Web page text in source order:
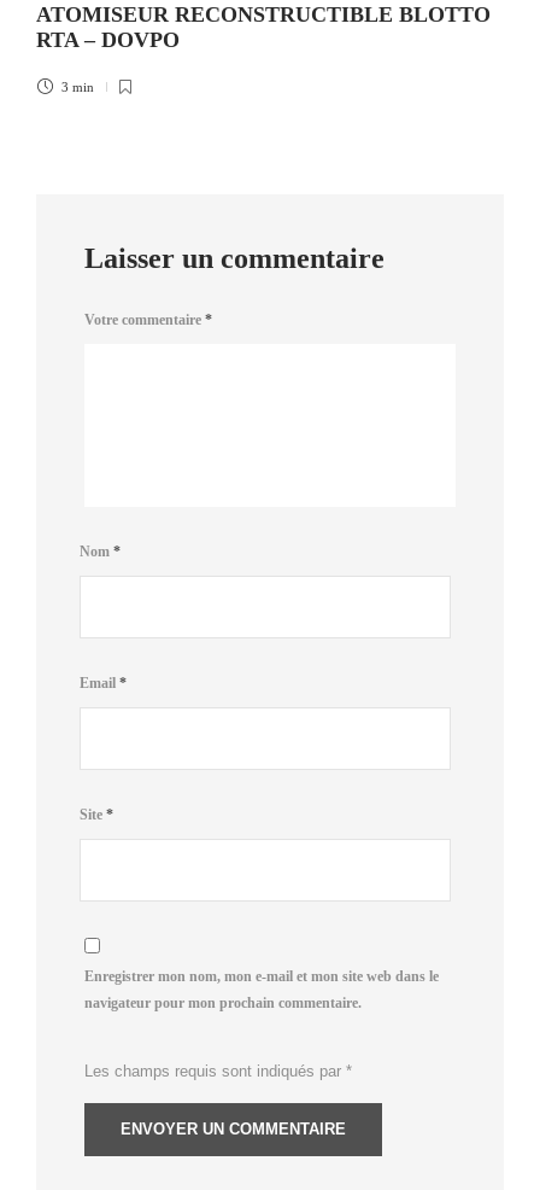
ATOMISEUR RECONSTRUCTIBLE BLOTTO
RTA – DOVPO
3 min
Laisser un commentaire
Votre commentaire *
Nom *
Email *
Site *
Enregistrer mon nom, mon e-mail et mon site web dans le
navigateur pour mon prochain commentaire.
Les champs requis sont indiqués par *